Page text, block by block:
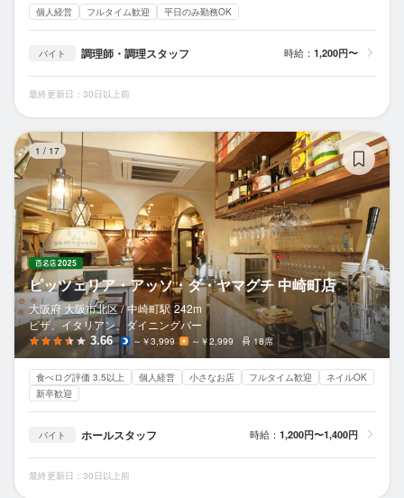
個人経営 フルタイム歓迎 平日のみ勤務OK
バイト 調理師・調理スタッフ 時給： 1,200円〜
最終更新日：30日以上前
1 / 17
ピッツェリア・アッソ・ダ・ヤマグチ 中崎町店
大阪府 大阪市北区 / 中崎町駅 242m
ピザ、イタリアン、ダイニングバー
3.66 ～￥3,999 ～￥2,999 18席
食べログ評価 3.5以上 個人経営 小さなお店 フルタイム歓迎
ネイルOK
新卒歓迎
バイト ホールスタッフ 時給： 1,200円〜1,400円
最終更新日：30日以上前